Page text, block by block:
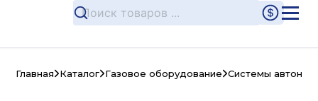
Главная Каталог Газовое оборудование Системы